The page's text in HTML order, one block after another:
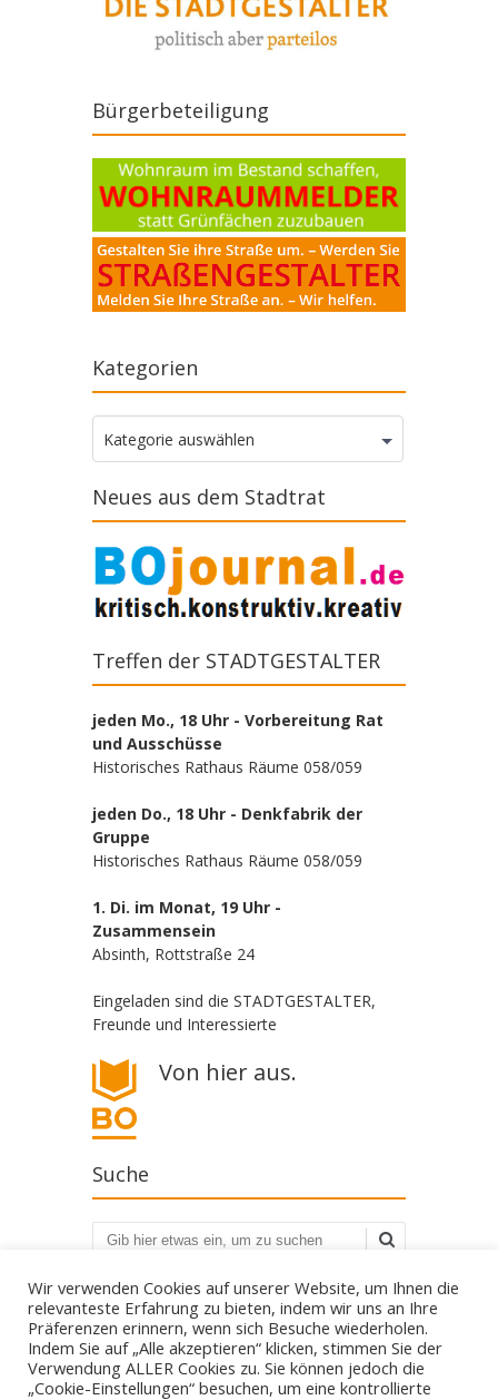
Bürgerbeteiligung
Kategorien
Kategorien
Kategorie auswählen
Neues aus dem Stadtrat
Treffen der STADTGESTALTER
jeden Mo., 18 Uhr - Vorbereitung Rat
und Ausschüsse
Historisches Rathaus Räume 058/059
jeden Do., 18 Uhr - Denkfabrik der
Gruppe
Historisches Rathaus Räume 058/059
1. Di. im Monat, 19 Uhr -
Zusammensein
Absinth, Rottstraße 24
Eingeladen sind die STADTGESTALTER,
Freunde und Interessierte
Von hier aus.
Suche
Suchen
Die STADTGESTALTER - politisch aber parteilos
Wir verwenden Cookies auf unserer Website, um Ihnen die
relevanteste Erfahrung zu bieten, indem wir uns an Ihre
Präferenzen erinnern, wenn sich Besuche wiederholen.
Indem Sie auf „Alle akzeptieren“ klicken, stimmen Sie der
Verwendung ALLER Cookies zu. Sie können jedoch die
„Cookie-Einstellungen“ besuchen, um eine kontrollierte